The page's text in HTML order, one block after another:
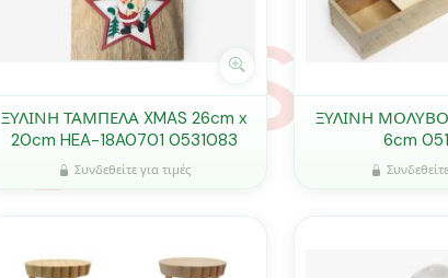
ΞΥΛΙΝΗ ΤΑΜΠΕΛΑ XMAS 26cm x
20cm HEA-18A0701 0531083
Συνδεθείτε για τιμές
ΞΥΛΙΝΗ
6cm